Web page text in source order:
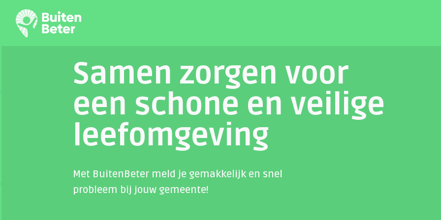
Samen zorgen voor
een schone en veilige
leefomgeving
Met BuitenBeter meld je gemakkelijk en snel
probleem bij jouw gemeente!